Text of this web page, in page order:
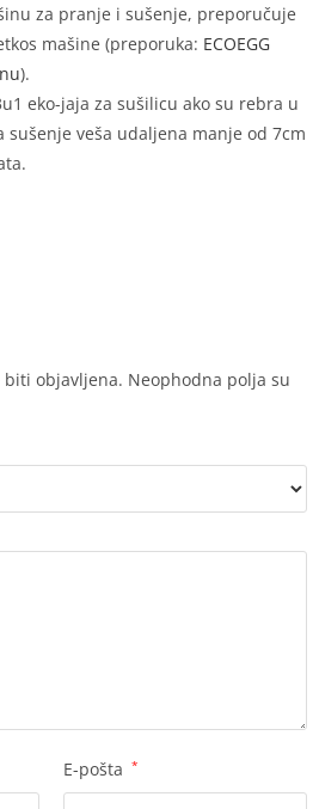
za pranje i sušenje, preporučuje
mašine (preporuka: ECOEGG
).
eko-jaja za sušilicu ako su rebra u
sušenje veša udaljena manje od 7cm
biti objavljena. Neophodna polja su
E-pošta *